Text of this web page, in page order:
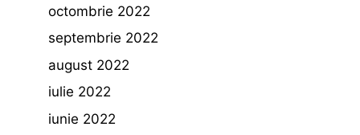
octombrie 2022
septembrie 2022
august 2022
iulie 2022
iunie 2022